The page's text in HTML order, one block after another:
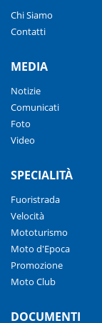
Chi Siamo
Contatti
MEDIA
Notizie
Comunicati
Foto
Video
SPECIALITÀ
Fuoristrada
Velocità
Mototurismo
Moto d'Epoca
Promozione
Moto Club
DOCUMENTI